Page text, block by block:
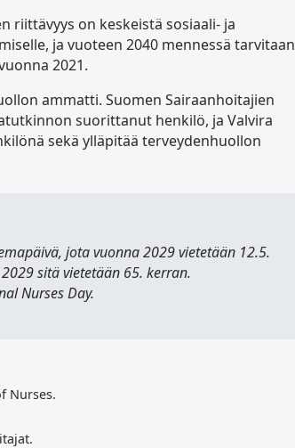
riittävyys on keskeistä sosiaali- ja
ja vuoteen 2040 mennessä tarvitaan
2021.
ammatti. Suomen Sairaanhoitajien
suorittanut henkilö, ja Valvira
sekä ylläpitää terveydenhuollon
jota vuonna 2029 vietetään 12.5.
sitä vietetään 65. kerran.
Nurses Day.
Nurses.